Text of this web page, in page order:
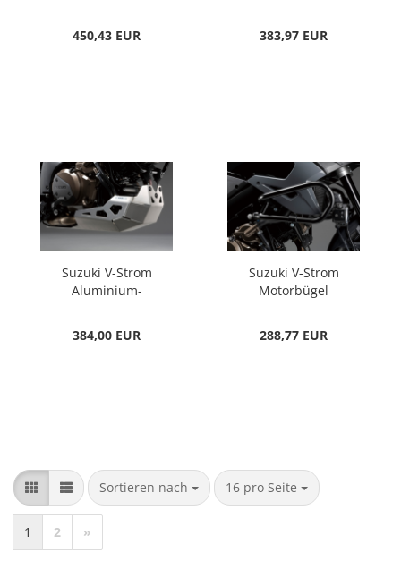
450,43 EUR
383,97 EUR
Suzuki V-Strom
Aluminium-
384,00 EUR
Suzuki V-Strom
Motorbügel
288,77 EUR
Sortieren nach
Sortieren nach 16 pro Seite
pro Seite
1 2 »